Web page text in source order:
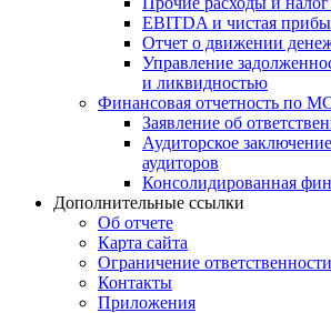
EBITDA и чистая
Отчет о движении
Управление
и ликвидностью
Финансовая отчетность по
Заявление об
Аудиторское
аудиторов
Консолидированная
Дополнительные ссылки
Об отчете
Карта сайта
Ограничение ответственности
Контакты
Приложения